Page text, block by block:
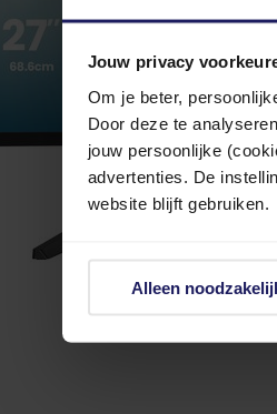
Jouw privacy
Om je beter,
Door deze te
jouw persoonlijke
advertenties. De
website blijft gebruiken.
Alleen